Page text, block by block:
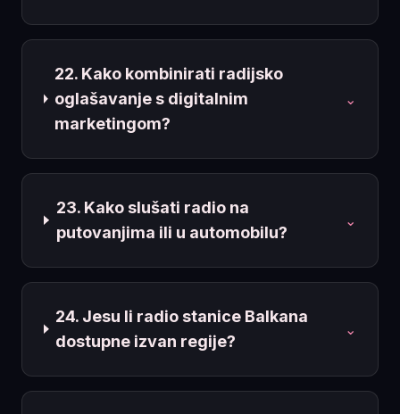
22. Kako kombinirati radijsko
oglašavanje s digitalnim
marketingom?
⌄
23. Kako slušati radio na
putovanjima ili u automobilu?
⌄
24. Jesu li radio stanice Balkana
dostupne izvan regije?
⌄